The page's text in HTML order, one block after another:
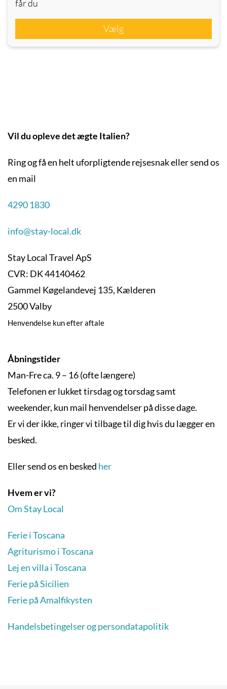
får du
Vælg
Vil du opleve det ægte Italien?
Ring og få en helt uforpligtende rejsesnak eller send os
en mail
4290 1830
info@stay-local.dk
Stay Local Travel ApS
CVR: DK 44140462
Gammel Køgelandevej 135, Kælderen
2500 Valby
Henvendelse kun efter aftale
Åbningstider
Man-Fre ca. 9 – 16 (ofte længere)
Telefonen er lukket tirsdag og torsdag samt
weekender, kun mail henvendelser på disse dage.
Er vi der ikke, ringer vi tilbage til dig hvis du lægger en
besked.
Eller send os en besked her
Hvem er vi?
Om Stay Local
Ferie i Toscana
Agriturismo i Toscana
Lej en villa i Toscana
Ferie på Sicilien
Ferie på Amalfikysten
Handelsbetingelser og persondatapolitik